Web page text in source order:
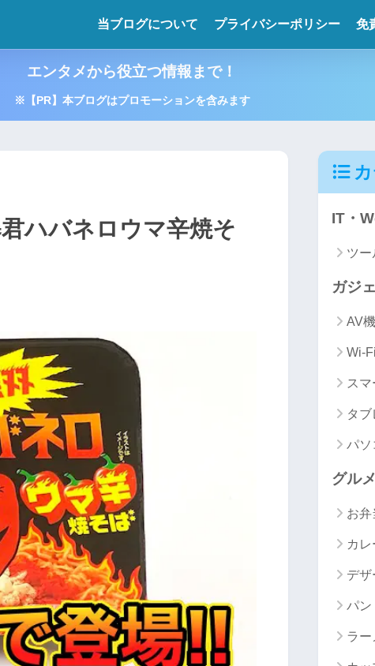
当ブログについて プライバシーポリシー 免
エンタメから役立つ情報まで！
※【PR】本ブログはプロモーションを含みます
ハバネロウマ辛焼そ
IT・
ツー
ガジ
AV
Wi-
ス
タブ
パソ
グルメ
お弁
カレ
デザ
パン
ラー